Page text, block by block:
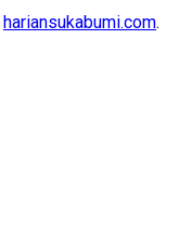
hariansukabumi.com.